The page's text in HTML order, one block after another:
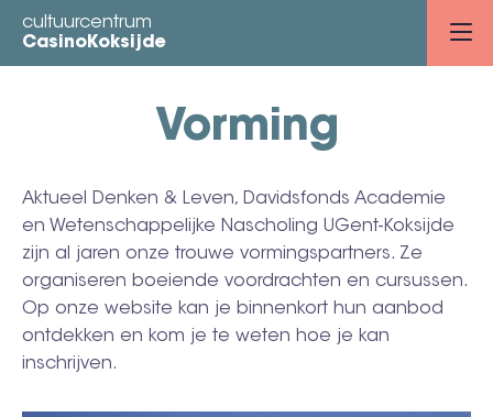
Overslaan
naar
cultuurcentrum
CasinoKoksijde
Vorming
Aktueel Denken & Leven, Davidsfonds Academie
en Wetenschappelijke Nascholing UGent-Koksijde
zijn al jaren onze trouwe vormingspartners. Ze
organiseren boeiende voordrachten en cursussen.
Op onze website kan je binnenkort hun aanbod
ontdekken en kom je te weten hoe je kan
inschrijven.